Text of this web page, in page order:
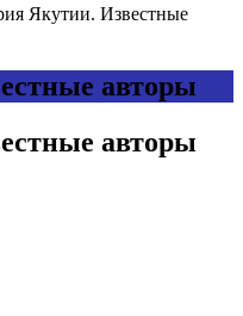
Якутии. Известные
авторы
авторы